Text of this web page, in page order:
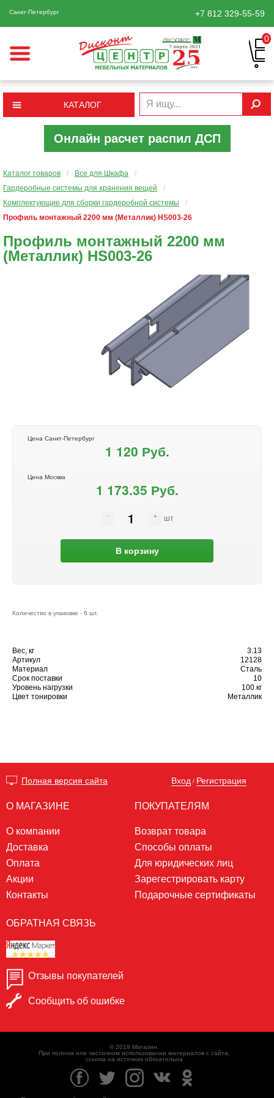
Санкт-Петербург +7 812 329-55-59
0
КАТАЛОГ
Онлайн расчет распил ДСП
Каталог товаров / Все для Шкафа
/
Гардеробные системы для хранения вещей
/
Комплектующие для сборки гардеробной системы
/
Профиль монтажный 2200 мм (Металлик) HS003-26
Профиль монтажный 2200 мм
(Металлик) HS003-26
Цена Санкт-Петербург
1 120 Руб.
Цена Москва
1 173.35 Руб.
шт
В корзину
Количество в упаковке - 6 шт.
Вес, кг
3.13
Артикул
12128
Материал
Сталь
Срок поставки
10
Уровень нагрузки
100 кг
Цвет тонировки
Металлик
Полная версия сайта Вход / Регистрация
О МАГАЗИНЕ
О компании
Доставка
Оплата
Акции
Контакты
ПОКУПАТЕЛЯМ
Возврат товара
Способы оплаты
Для юридических лиц
Зарегестрировать карту
Подарочные сертификаты
ОБРАТНАЯ СВЯЗЬ
Отзывы покупателей
Сообщить об ошибке
© 2019 Магазин.
При полном или частичном использовании материалов с сайта,
ссылка на источник обязательна